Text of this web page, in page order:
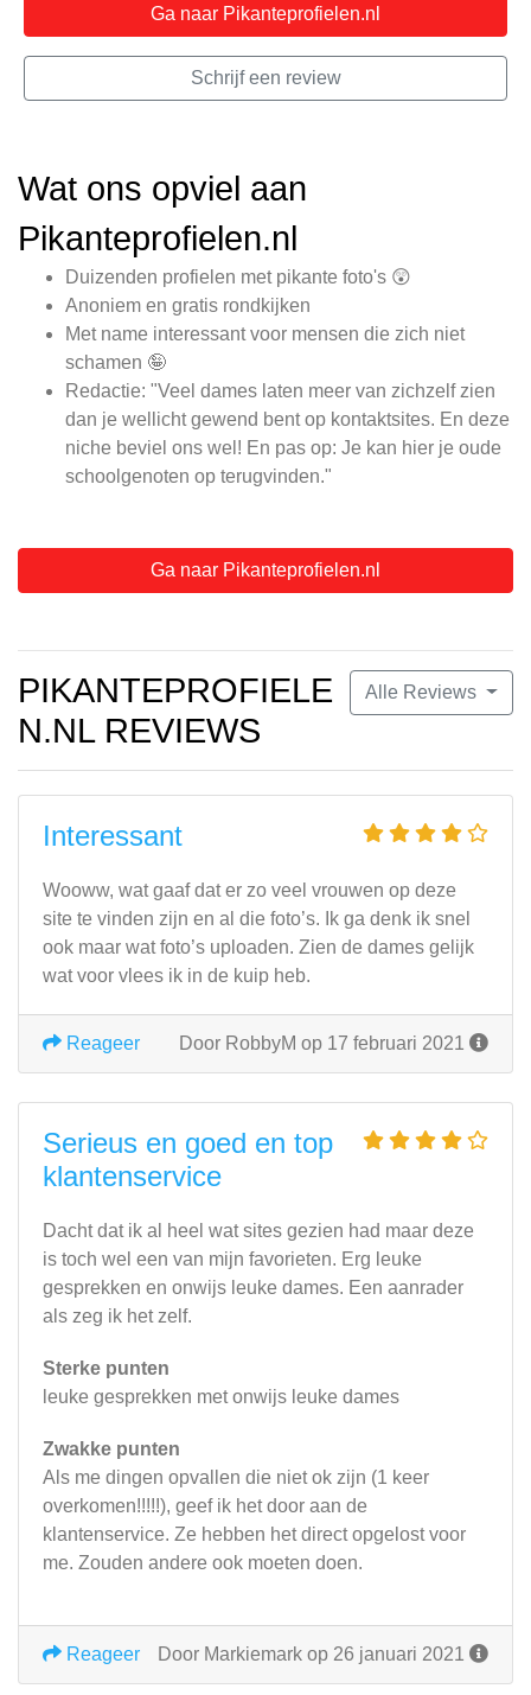
Ga naar Pikanteprofielen.nl
Schrijf een review
Wat ons opviel aan
Pikanteprofielen.nl
Duizenden profielen met pikante foto's 😲
Anoniem en gratis rondkijken
Met name interessant voor mensen die zich niet
schamen 🤪
Redactie: "Veel dames laten meer van zichzelf zien
dan je wellicht gewend bent op kontaktsites. En deze
niche beviel ons wel! En pas op: Je kan hier je oude
schoolgenoten op terugvinden."
Ga naar Pikanteprofielen.nl
Alle Reviews
PIKANTEPROFIELE
N.NL REVIEWS
Interessant
Wooww, wat gaaf dat er zo veel vrouwen op deze
site te vinden zijn en al die foto’s. Ik ga denk ik snel
ook maar wat foto’s uploaden. Zien de dames gelijk
wat voor vlees ik in de kuip heb.
Door RobbyM op 17 februari 2021
Reageer
Serieus en goed en top
klantenservice
Dacht dat ik al heel wat sites gezien had maar deze
is toch wel een van mijn favorieten. Erg leuke
gesprekken en onwijs leuke dames. Een aanrader
als zeg ik het zelf.
Sterke punten
leuke gesprekken met onwijs leuke dames
Zwakke punten
Als me dingen opvallen die niet ok zijn (1 keer
overkomen!!!!!), geef ik het door aan de
klantenservice. Ze hebben het direct opgelost voor
me. Zouden andere ook moeten doen.
Door Markiemark op 26 januari 2021
Reageer